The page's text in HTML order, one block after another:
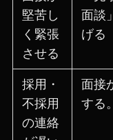
堅苦し
く緊張
させる
面談
げる
採用・
不採用
の連絡
面接
する